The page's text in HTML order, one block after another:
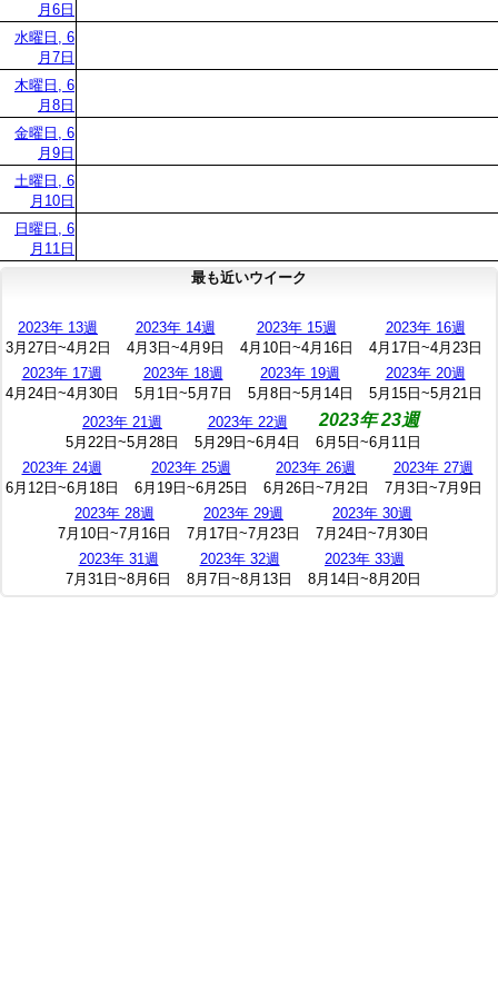
月6日
水曜日, 6
月7日
木曜日, 6
月8日
金曜日, 6
月9日
土曜日, 6
月10日
日曜日, 6
月11日
最も近いウイーク
2023年 13週
3月27日~4月2日
2023年 14週
4月3日~4月9日
2023年 15週
4月10日~4月16日
2023年 16週
4月17日~4月23日
2023年 17週
4月24日~4月30日
2023年 18週
5月1日~5月7日
2023年 19週
5月8日~5月14日
2023年 20週
5月15日~5月21日
2023年 21週
5月22日~5月28日
2023年 22週
5月29日~6月4日
2023年 23週
6月5日~6月11日
2023年 24週
6月12日~6月18日
2023年 25週
6月19日~6月25日
2023年 26週
6月26日~7月2日
2023年 27週
7月3日~7月9日
2023年 28週
7月10日~7月16日
2023年 29週
7月17日~7月23日
2023年 30週
7月24日~7月30日
2023年 31週
7月31日~8月6日
2023年 32週
8月7日~8月13日
2023年 33週
8月14日~8月20日